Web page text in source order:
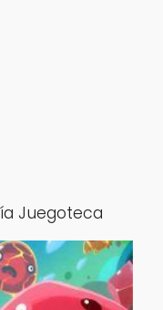
Juegoteca